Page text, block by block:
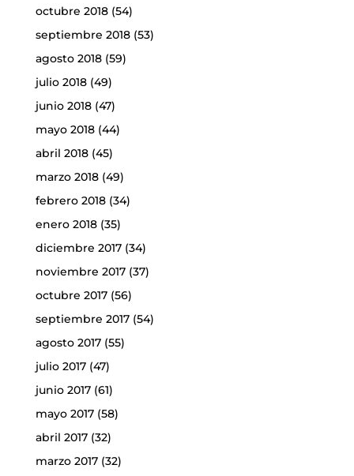
octubre 2018(54)
septiembre 2018(53)
agosto 2018(59)
julio 2018(49)
junio 2018(47)
mayo 2018(44)
abril 2018(45)
marzo 2018(49)
febrero 2018(34)
enero 2018(35)
diciembre 2017(34)
noviembre 2017(37)
octubre 2017(56)
septiembre 2017(54)
agosto 2017(55)
julio 2017(47)
junio 2017(61)
mayo 2017(58)
abril 2017(32)
marzo 2017(32)